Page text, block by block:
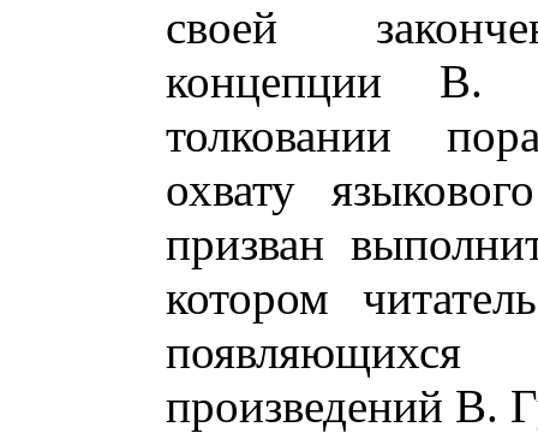
своей
концепции В.
толковании
охвату
призван
котором
произведений В.